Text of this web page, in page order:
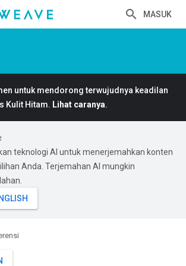
MASUK
untuk mendorong terwujudnya keadilan
Kulit Hitam. Lihat caranya.
teknologi AI untuk menerjemahkan konten
Anda. Terjemahan AI mungkin